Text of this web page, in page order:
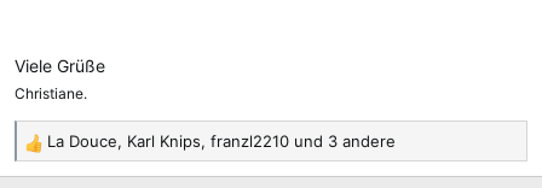
Viele Grüße
Christiane.
R
e
La Douce, Karl Knips, franzl2210 und 3 andere